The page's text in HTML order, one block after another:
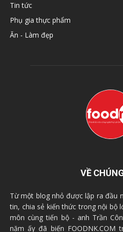
Tin tức
Phụ gia thực phẩm
Ăn - Làm đẹp
VỀ
Từ một blog nhỏ được lập ra đầu
tin, chia sẻ kiến thức trong nội bộ
môn cùng tiến bộ - anh Trần
năm ấy đã biến